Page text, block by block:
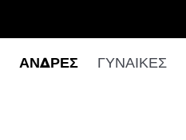
ΑΝΔΡΕΣ ΓΥΝΑΙΚΕΣ